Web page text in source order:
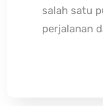
salah satu
perjalanan